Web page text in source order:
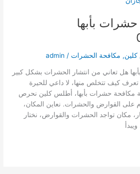
بأبها
, مكافحة الحشرات /
admin
هل تعاني من انتشار الحشرات بشكل كبير
تعرف كيف تتخلص منها، لا داعي للحيرة
مكافحة حشرات بأبها، أطلس كلين نحرص
على القوارض والحشرات. نعاين المكان،
مكان تواجد الحشرات والقوارض، نختار